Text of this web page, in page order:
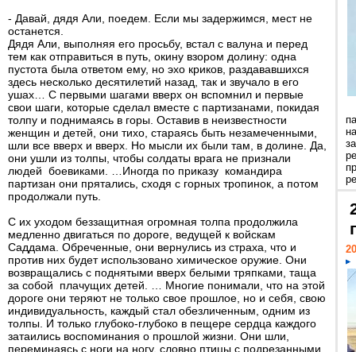
- Давай, дядя Али, поедем. Если мы задержимся, мест не
останется.
Дядя Али, выполняя его просьбу, встал с валуна и перед
тем как отправиться в путь, окину взором долину: одна
пустота была ответом ему, но эхо криков, раздававшихся
здесь несколько десятилетий назад, так и звучало в его
ушах… С первыми шагами вверх он вспомнил и первые
свои шаги, которые сделал вместе с партизанами, покидая
толпу и поднимаясь в горы. Оставив в неизвестности
женщин и детей, они тихо, стараясь быть незамеченными,
шли все вверх и вверх. Но мысли их были там, в долине. Да,
они ушли из толпы, чтобы солдаты врага не признали
людей боевиками. …Иногда по приказу командира
партизан они прятались, сходя с горных тропинок, а потом
продолжали путь.
С их уходом беззащитная огромная толпа продолжила
медленно двигаться по дороге, ведущей к войскам
Саддама. Обреченные, они вернулись из страха, что и
против них будет использовано химическое оружие. Они
возвращались с поднятыми вверх белыми тряпками, таща
за собой плачущих детей. … Многие понимали, что на этой
дороге они теряют не только свое прошлое, но и себя, свою
индивидуальность, каждый стал обезличенным, одним из
толпы. И только глубоко-глубоко в пещере сердца каждого
затаились воспоминания о прошлой жизни. Они шли,
переминаясь с ноги на ногу, словно птицы с подрезанными